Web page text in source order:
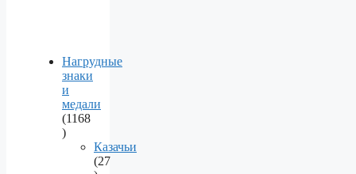
Нагрудные
знаки
и
медали
1168
1168
productsКазачьи
27